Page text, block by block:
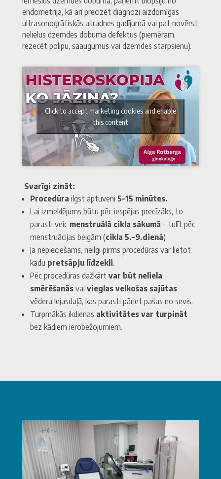
endometrija, kā arī precizēt diagnozi aizdomīgas
ultrasonogrāfiskās atradnes gadījumā vai pat novērst
nelielus dzemdes dobuma defektus (piemēram,
rezecēt polipu, saaugumus vai dzemdes starpsienu).
Click to accept marketing cookies and enable
this content
Svarīgi zināt:
Procedūra ilgst aptuveni 5–15 minūtes.
Lai izmeklējums būtu pēc iespējas precīzāks, to
parasti veic menstruālā cikla sākumā – tulīt pēc
menstruācijas beigām (cikla 5.-9.dienā).
Ja nepieciešams, neilgi pirms procedūras var lietot
kādu pretsāpju līdzekli.
Pēc procedūras dažkārt var būt neliela
smērēšanāsvai vieglas velkošas sajūtas
vēdera lejasdaļā, kas parasti pāriet pašas no sevis.
Turpmākās ikdienas aktivitātes var turpināt
bez kādiem ierobežojumiem.